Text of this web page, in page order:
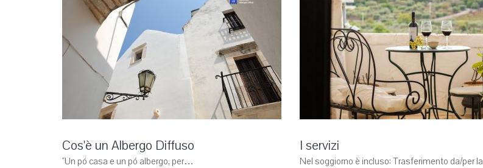
Cos'è un Albergo Diffuso
"Un pó casa e un pó albergo, per…
I servizi
Nel soggiorno è incluso: Trasferimento da/per la